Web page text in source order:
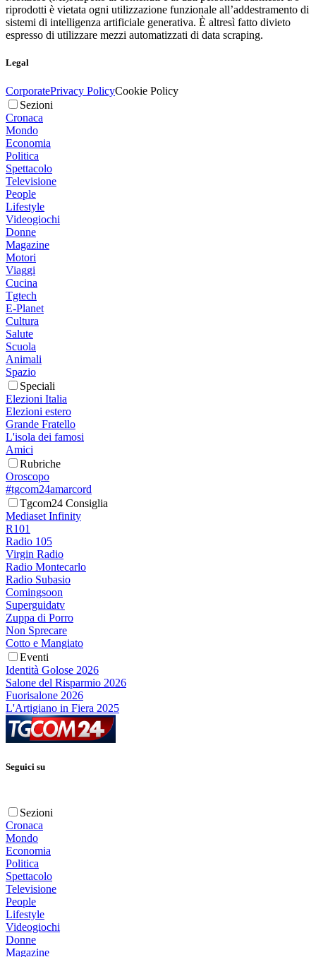
riprodotti è vietata ogni utilizzazione funzionale all’addestramento di
sistemi di intelligenza artificiale generativa. È altresì fatto divieto
espresso di utilizzare mezzi automatizzati di data scraping.
Legal
CorporatePrivacy PolicyCookie Policy
Sezioni
Cronaca
Mondo
Economia
Politica
Spettacolo
Televisione
People
Lifestyle
Videogiochi
Donne
Magazine
Motori
Viaggi
Cucina
Tgtech
E-Planet
Cultura
Salute
Scuola
Animali
Spazio
Speciali
Elezioni Italia
Elezioni estero
Grande Fratello
L'isola dei famosi
Amici
Rubriche
Oroscopo
#tgcom24amarcord
Tgcom24 Consiglia
Mediaset Infinity
R101
Radio 105
Virgin Radio
Radio Montecarlo
Radio Subasio
Comingsoon
Superguidatv
Zuppa di Porro
Non Sprecare
Cotto e Mangiato
Eventi
Identità Golose 2026
Salone del Risparmio 2026
Fuorisalone 2026
L'Artigiano in Fiera 2025
Seguici su
Sezioni
Cronaca
Mondo
Economia
Politica
Spettacolo
Televisione
People
Lifestyle
Videogiochi
Donne
Magazine